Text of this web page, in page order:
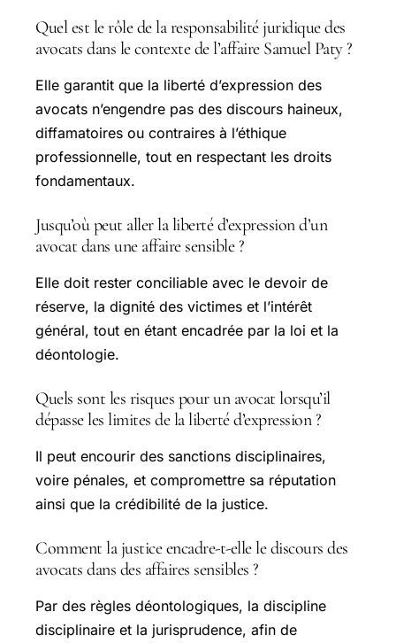
Quel est le rôle de la responsabilité juridique des
avocats dans le contexte de l’affaire Samuel Paty ?
Elle garantit que la liberté d’expression des
avocats n’engendre pas des discours haineux,
diffamatoires ou contraires à l’éthique
professionnelle, tout en respectant les droits
fondamentaux.
Jusqu’où peut aller la liberté d’expression d’un
avocat dans une affaire sensible ?
Elle doit rester conciliable avec le devoir de
réserve, la dignité des victimes et l’intérêt
général, tout en étant encadrée par la loi et la
déontologie.
Quels sont les risques pour un avocat lorsqu’il
dépasse les limites de la liberté d’expression ?
Il peut encourir des sanctions disciplinaires,
voire pénales, et compromettre sa réputation
ainsi que la crédibilité de la justice.
Comment la justice encadre-t-elle le discours des
avocats dans des affaires sensibles ?
Par des règles déontologiques, la discipline
disciplinaire et la jurisprudence, afin de